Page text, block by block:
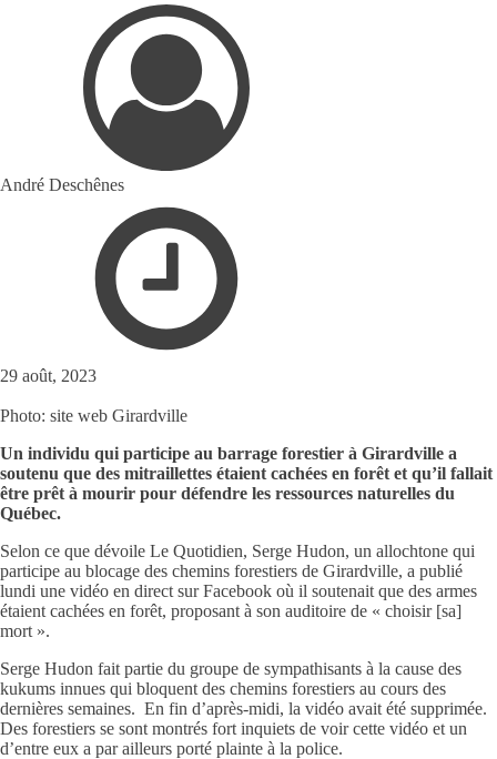
André Deschênes
29 août, 2023
Photo: site web Girardville
Un individu qui participe au barrage forestier à Girardville a
soutenu que des mitraillettes étaient cachées en forêt et qu’il fallait
être prêt à mourir pour défendre les ressources naturelles du
Québec.
Selon ce que dévoile Le Quotidien, Serge Hudon, un allochtone qui
participe au blocage des chemins forestiers de Girardville, a publié
lundi une vidéo en direct sur Facebook où il soutenait que des armes
étaient cachées en forêt, proposant à son auditoire de « choisir [sa]
mort ».
Serge Hudon fait partie du groupe de sympathisants à la cause des
kukums innues qui bloquent des chemins forestiers au cours des
dernières semaines. En fin d’après-midi, la vidéo avait été supprimée.
Des forestiers se sont montrés fort inquiets de voir cette vidéo et un
d’entre eux a par ailleurs porté plainte à la police.